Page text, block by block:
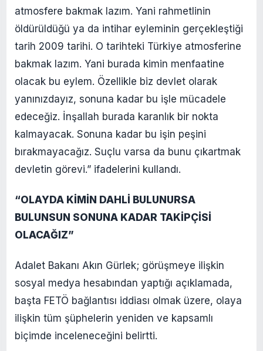
atmosfere bakmak lazım. Yani rahmetlinin
öldürüldüğü ya da intihar eyleminin gerçekleştiği
tarih 2009 tarihi. O tarihteki Türkiye atmosferine
bakmak lazım. Yani burada kimin menfaatine
olacak bu eylem. Özellikle biz devlet olarak
yanınızdayız, sonuna kadar bu işle mücadele
edeceğiz. İnşallah burada karanlık bir nokta
kalmayacak. Sonuna kadar bu işin peşini
bırakmayacağız. Suçlu varsa da bunu çıkartmak
devletin görevi.” ifadelerini kullandı.
“OLAYDA KİMİN DAHLİ BULUNURSA
BULUNSUN SONUNA KADAR TAKİPÇİSİ
OLACAĞIZ”
Adalet Bakanı Akın Gürlek; görüşmeye ilişkin
sosyal medya hesabından yaptığı açıklamada,
başta FETÖ bağlantısı iddiası olmak üzere, olaya
ilişkin tüm şüphelerin yeniden ve kapsamlı
biçimde inceleneceğini belirtti.